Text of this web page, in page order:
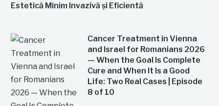
Estetică Minim Invazivă și Eficientă
Cancer Treatment in Vienna
and Israel for Romanians 2026
— When the Goal Is Complete
Cure and When It Is a Good
Life: Two Real Cases | Episode
8 of 10